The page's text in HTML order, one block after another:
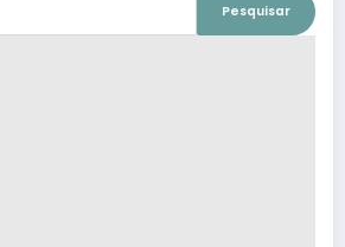
Pesquisar